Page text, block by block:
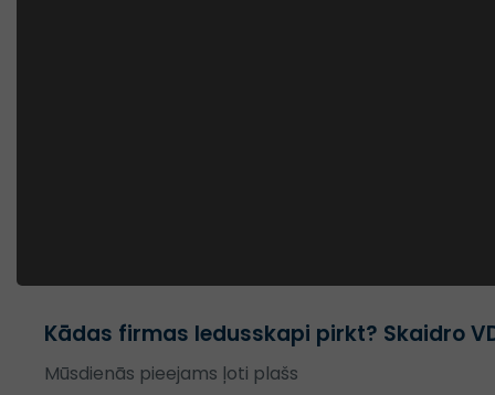
Kādas firmas ledusskapi pirkt? Skaidro
Mūsdienās pieejams ļoti plašs